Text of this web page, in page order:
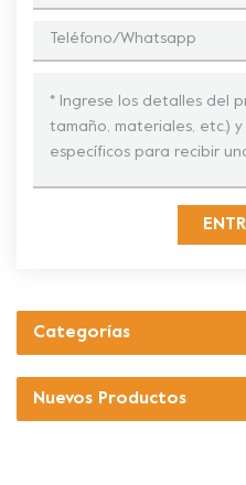
Categorías
Nuevos Productos